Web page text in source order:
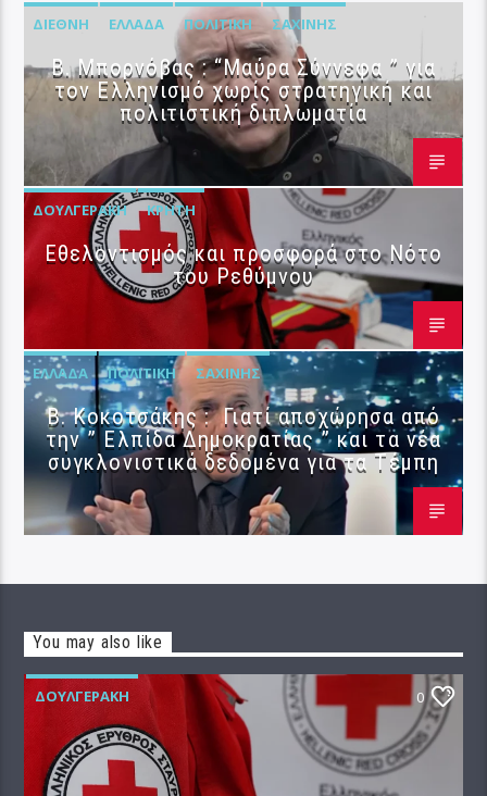
ΔΙΕΘΝΉ ΕΛΛΆΔΑ ΠΟΛΙΤΙΚΉ ΣΑΧΊΝΗΣ
B. Μπορνόβας : “Μαύρα Σύννεφα ” για
τον Ελληνισμό χωρίς στρατηγική και
πολιτιστική διπλωματία
ΔΟΥΛΓΕΡΆΚΗ ΚΡΉΤΗ
Εθελοντισμός και προσφορά στο Νότο
του Ρεθύμνου
ΕΛΛΆΔΑ ΠΟΛΙΤΙΚΉ ΣΑΧΊΝΗΣ
Β. Κοκοτσάκης : Γιατί αποχώρησα από
την ” Ελπίδα Δημοκρατίας ” και τα νέα
συγκλονιστικά δεδομένα για τα Τέμπη
You may also like
ΔΟΥΛΓΕΡΆΚΗ 0